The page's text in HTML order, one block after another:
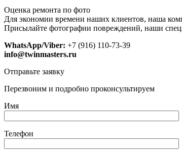
Оценка ремонта по фото
Для экономии времени наших клиентов, наша
Присылайте фотографии повреждений, наши
WhatsApp/Viber: +7 (916) 110-73-39
info@twinmasters.ru
Отправьте заявку
Перезвоним и подробно проконсультируем
Имя
Телефон